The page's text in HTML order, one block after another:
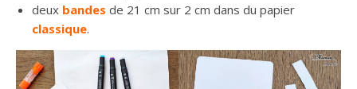
deux bandes de 21 cm sur 2 cm dans du papier
classique.